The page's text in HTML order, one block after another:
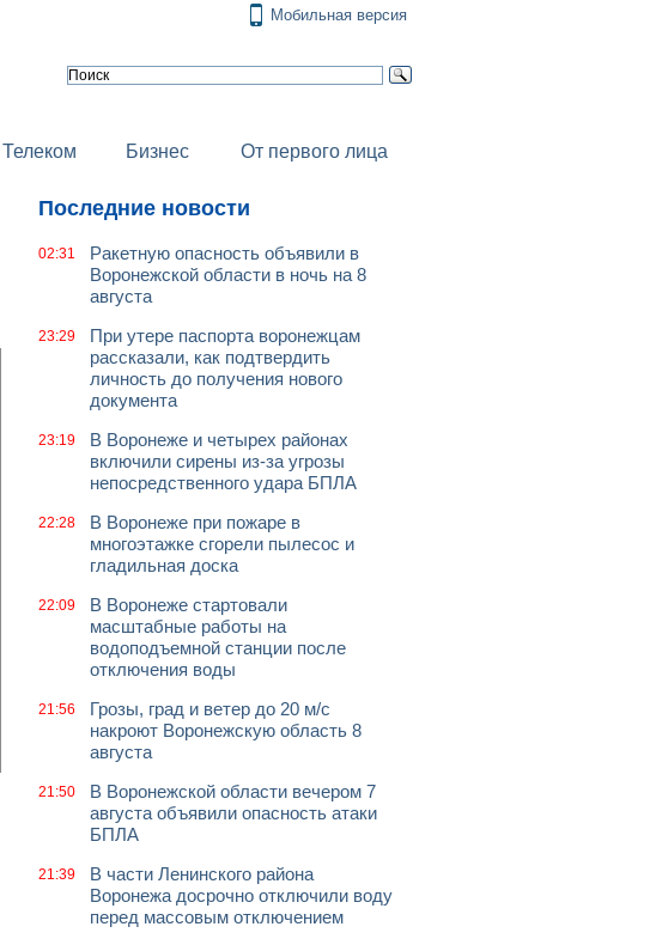
Мобильная версия
Телеком Бизнес От первого лица
Последние новости
02:31
Ракетную опасность объявили в
Воронежской области в ночь на 8
августа
23:29
При утере паспорта воронежцам
рассказали, как подтвердить
личность до получения нового
документа
23:19
В Воронеже и четырех районах
включили сирены из-за угрозы
непосредственного удара БПЛА
22:28
В Воронеже при пожаре в
многоэтажке сгорели пылесос и
гладильная доска
22:09
В Воронеже стартовали
масштабные работы на
водоподъемной станции после
отключения воды
21:56
Грозы, град и ветер до 20 м/с
накроют Воронежскую область 8
августа
21:50
В Воронежской области вечером 7
августа объявили опасность атаки
БПЛА
21:39
В части Ленинского района
Воронежа досрочно отключили воду
перед массовым отключением